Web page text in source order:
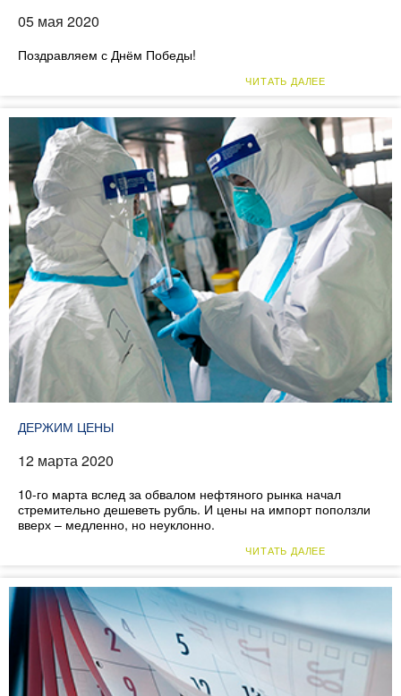
05 мая 2020
Поздравляем с Днём Победы!
ЧИТАТЬ ДАЛЕЕ
ДЕРЖИМ ЦЕНЫ
12 марта 2020
10-го марта вслед за обвалом нефтяного рынка начал
стремительно дешеветь рубль. И цены на импорт поползли
вверх – медленно, но неуклонно.
ЧИТАТЬ ДАЛЕЕ